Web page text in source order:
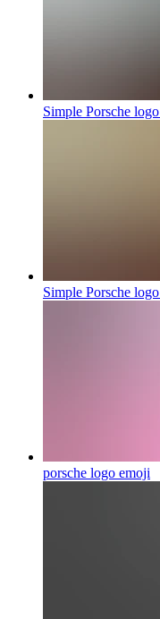
Simple Porsche logo
Simple Porsche logo
porsche logo emoji